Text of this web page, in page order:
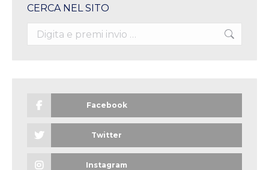
CERCA NEL SITO
Search:
Facebook
Twitter
Instagram